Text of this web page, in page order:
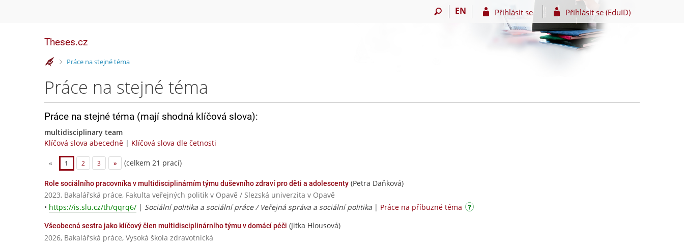
EN Přihlásit se Přihlásit se (EduID)
Theses.cz
>Práce na stejné téma
Práce na stejné téma
Práce na stejné téma (mají shodná klíčová slova):
multidisciplinary team
Klíčová slova abecedně | Klíčová slova dle četnosti
« 1 2 3 » (celkem 21 prací)
Role sociálního pracovníka v multidisciplinárním týmu duševního zdraví pro děti a adolescenty (Petra Daňková)
2023, Bakalářská práce, Fakulta veřejných politik v Opavě / Slezská univerzita v Opavě
• https://is.slu.cz/th/qqrq6/ | Sociální politika a sociální práce / Veřejná správa a sociální politika | Práce na příbuzné téma
Všeobecná sestra jako klíčový člen multidisciplinárního týmu v domácí péči (Jitka Hlousová)
2026, Bakalářská práce, Vysoká škola zdravotnická